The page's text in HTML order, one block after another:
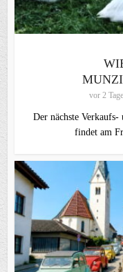
vor 2
Der nächste
findet am